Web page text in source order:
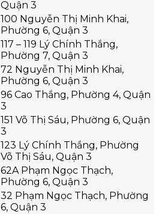
Quận 3
100 Nguyễn Thị Minh Khai,
Phường 6, Quận 3
117 – 119 Lý Chính Thắng,
Phường 7, Quận 3
72 Nguyễn Thị Minh Khai,
Phường 6, Quận 3
96 Cao Thắng, Phường 4, Quận
3
151 Võ Thị Sáu, Phường 6, Quận
3
123 Lý Chính Thắng, Phường
Võ Thị Sáu, Quận 3
62A Phạm Ngọc Thạch,
Phường 6, Quận 3
32 Phạm Ngọc Thạch, Phường
6, Quận 3